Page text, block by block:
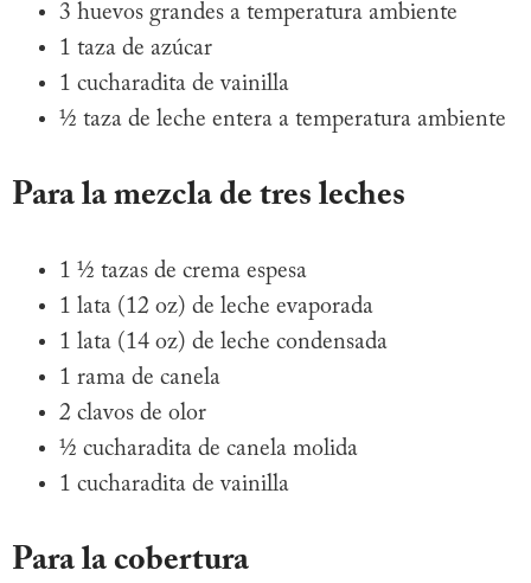
3 huevos grandes a temperatura ambiente
1 taza de azúcar
1 cucharadita de vainilla
½ taza de leche entera a temperatura ambiente
Para la mezcla de tres leches
1 ½ tazas de crema espesa
1 lata (12 oz) de leche evaporada
1 lata (14 oz) de leche condensada
1 rama de canela
2 clavos de olor
½ cucharadita de canela molida
1 cucharadita de vainilla
Para la cobertura